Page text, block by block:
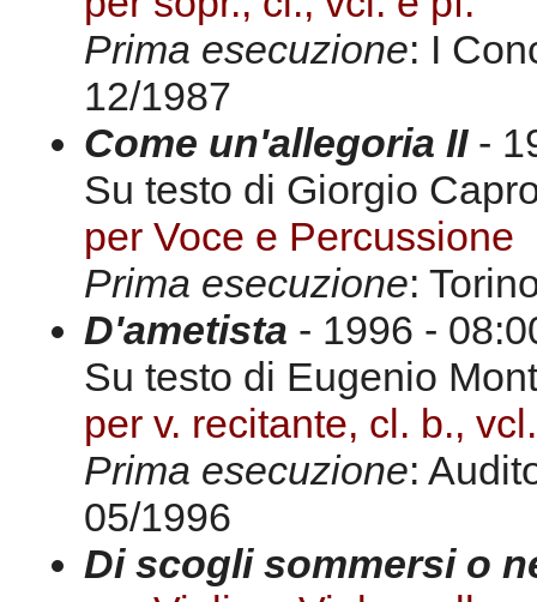
Prima esecuzione: I
12/1987
Come un'allegoria II-
Su testo di Giorgio
per Voce e Percussione
Prima esecuzione:
D'ametista - 1996 -
Su testo di Eugenio
per v. recitante, cl. b.,
Prima esecuzione:
05/1996
Di scogli sommersi o